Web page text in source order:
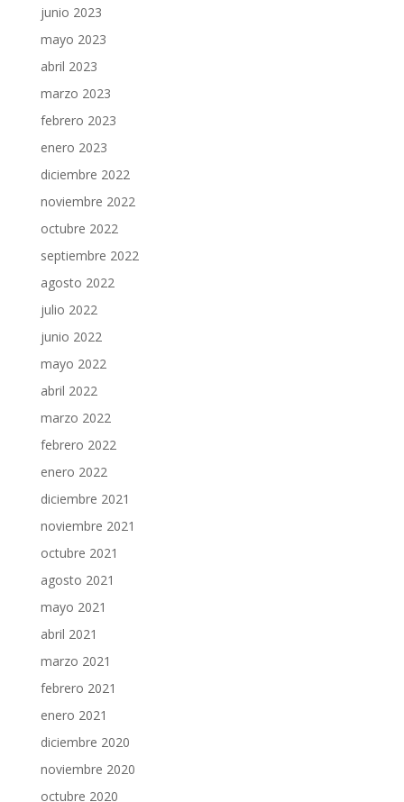
junio 2023
mayo 2023
abril 2023
marzo 2023
febrero 2023
enero 2023
diciembre 2022
noviembre 2022
octubre 2022
septiembre 2022
agosto 2022
julio 2022
junio 2022
mayo 2022
abril 2022
marzo 2022
febrero 2022
enero 2022
diciembre 2021
noviembre 2021
octubre 2021
agosto 2021
mayo 2021
abril 2021
marzo 2021
febrero 2021
enero 2021
diciembre 2020
noviembre 2020
octubre 2020